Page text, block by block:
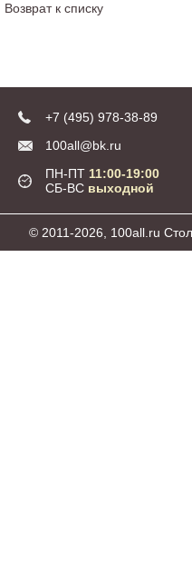
Возврат к списку
+7 (495) 978-38-89
100all@bk.ru
ПН-ПТ 11:00-19:00
СБ-ВС выходной
© 2011-2026, 100all.ru